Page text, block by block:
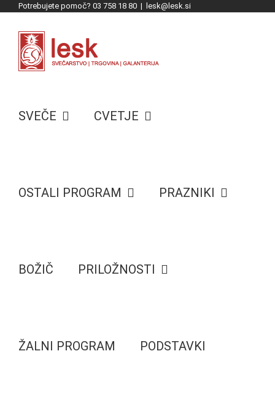
content
Potrebujete pomoč? 03 758 18 80 | lesk@lesk.si
SVEČE CVETJE
OSTALI PROGRAM PRAZNIKI
BOŽIČ PRILOŽNOSTI
ŽALNI PROGRAM PODSTAVKI